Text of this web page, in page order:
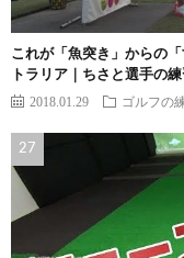
これが「魚突き」からの
トラリア｜ちさと選手の
2018.01.29 ゴルフの